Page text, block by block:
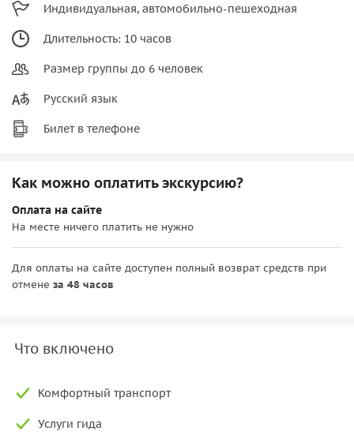
Индивидуальная, автомобильно-пешеходная
Длительность: 10 часов
Размер группы до 6 человек
Русский язык
Билет в телефоне
Как можно оплатить экскурсию?
Оплата на сайте
На месте ничего платить не нужно
Для оплаты на сайте доступен полный возврат средств при
отмене за 48 часов
Что включено
Комфортный транспорт
Услуги гида